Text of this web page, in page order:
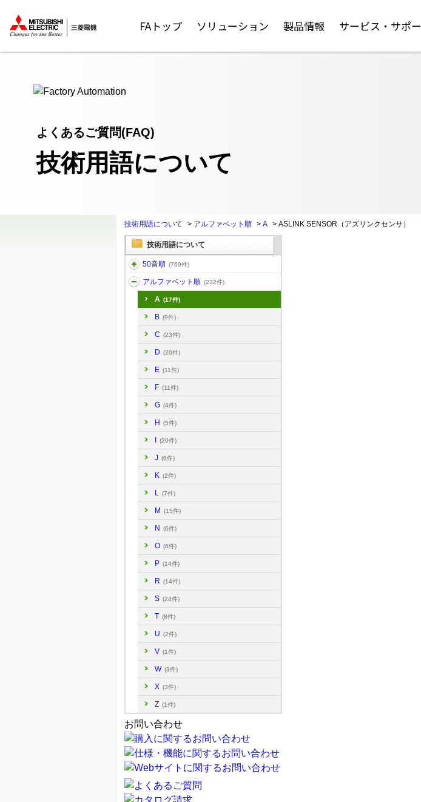
FAトップ ソリューション 製品情報 サービス・サポ
よくあるご質問(FAQ)
技術用語について
技術用語について > アルファベット順 > A > ASLINK SENSOR（アズリンクセンサ）
技術用語について
50音順 (769件)
アルファベット順 (232件)
A (17件)
B (9件)
C (23件)
D (20件)
E (11件)
F (11件)
G (4件)
H (5件)
(20件)
J (6件)
K (2件)
L (7件)
M (15件)
N (6件)
O (6件)
P (14件)
R (14件)
S (24件)
T (8件)
U (2件)
V (1件)
W (3件)
X (3件)
Z (1件)
お問い合わせ